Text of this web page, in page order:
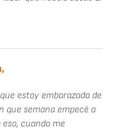
estoy embarazada de
que semana empecé a
cuando me